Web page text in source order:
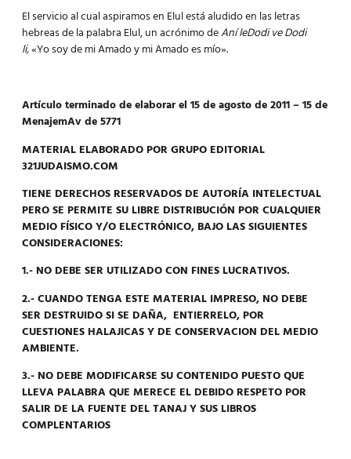
El servicio al cual aspiramos en Elul está aludido en las letras
hebreas de la palabra Elul, un acrónimo deAní leDodi ve Dodi
li,«Yo soy de mi Amado y mi Amado es mío».
Artículo terminado de elaborar el 15 de agosto de 2011 – 15 de
MenajemAv de 5771
MATERIAL ELABORADO POR GRUPO EDITORIAL
321JUDAISMO.COM
TIENE DERECHOS RESERVADOS DE AUTORÍA INTELECTUAL
PERO SE PERMITE SU LIBRE DISTRIBUCIÓN POR CUALQUIER
MEDIO FÍSICO Y/O ELECTRÓNICO, BAJO LAS SIGUIENTES
CONSIDERACIONES:
1.- NO DEBE SER UTILIZADO CON FINES LUCRATIVOS.
2.- CUANDO TENGA ESTE MATERIAL IMPRESO, NO DEBE
SER DESTRUIDO SI SE DAÑA, ENTIERRELO, POR
CUESTIONES HALAJICAS Y DE CONSERVACION DEL MEDIO
AMBIENTE.
3.- NO DEBE MODIFICARSE SU CONTENIDO PUESTO QUE
LLEVA PALABRA QUE MERECE EL DEBIDO RESPETO POR
SALIR DE LA FUENTE DEL TANAJ Y SUS LIBROS
COMPLENTARIOS